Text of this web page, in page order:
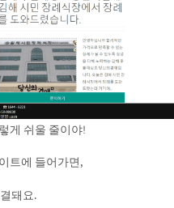
게 쉬울 줄이야!
트에 들어가면,
돼요.